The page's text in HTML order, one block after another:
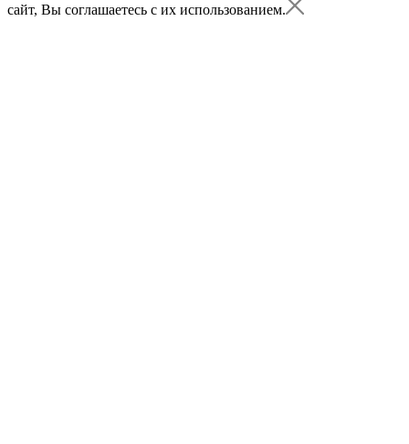
сайт, Вы соглашаетесь с их использованием.